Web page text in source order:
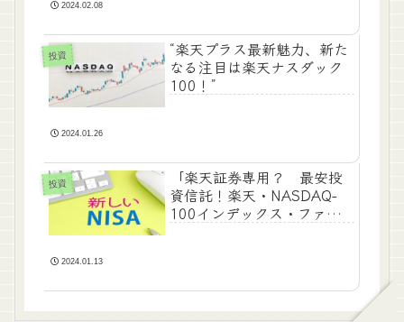
2024.02.08
投資
“楽天プラス最新魅力、新た
なる注目は楽天ナスダック
100！”
2024.01.26
投資
「楽天証券専用？ 最安投
資信託！楽天・NASDAQ-
100インデックス・ファン
2024.01.13